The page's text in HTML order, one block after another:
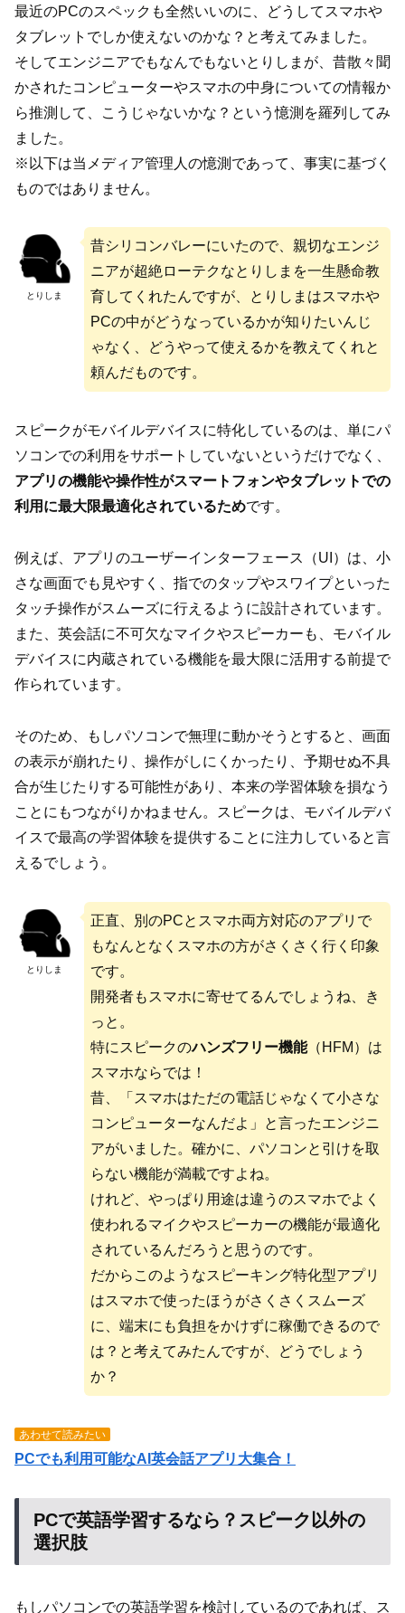
最近のPCのスペックも全然いいのに、どうしてスマホや
タブレットでしか使えないのかな？と考えてみました。
そしてエンジニアでもなんでもないとりしまが、昔散々聞
かされたコンピューターやスマホの中身についての情報か
ら推測して、こうじゃないかな？という憶測を羅列してみ
ました。
※以下は当メディア管理人の憶測であって、事実に基づく
ものではありません。
とりしま
昔シリコンバレーにいたので、親切なエンジ
ニアが超絶ローテクなとりしまを一生懸命教
育してくれたんですが、とりしまはスマホや
PCの中がどうなっているかが知りたいんじ
ゃなく、どうやって使えるかを教えてくれと
頼んだものです。
スピークがモバイルデバイスに特化しているのは、単にパ
ソコンでの利用をサポートしていないというだけでなく、
アプリの機能や操作性がスマートフォンやタブレットでの
利用に最大限最適化されているためです。
例えば、アプリのユーザーインターフェース（UI）は、小
さな画面でも見やすく、指でのタップやスワイプといった
タッチ操作がスムーズに行えるように設計されています。
また、英会話に不可欠なマイクやスピーカーも、モバイル
デバイスに内蔵されている機能を最大限に活用する前提で
作られています。
そのため、もしパソコンで無理に動かそうとすると、画面
の表示が崩れたり、操作がしにくかったり、予期せぬ不具
合が生じたりする可能性があり、本来の学習体験を損なう
ことにもつながりかねません。スピークは、モバイルデバ
イスで最高の学習体験を提供することに注力していると言
えるでしょう。
とりしま
正直、別のPCとスマホ両方対応のアプリで
もなんとなくスマホの方がさくさく行く印象
です。
開発者もスマホに寄せてるんでしょうね、き
っと。
特にスピークのハンズフリー機能（HFM）は
スマホならでは！
昔、「スマホはただの電話じゃなくて小さな
コンピューターなんだよ」と言ったエンジニ
アがいました。確かに、パソコンと引けを取
らない機能が満載ですよね。
けれど、やっぱり用途は違うのスマホでよく
使われるマイクやスピーカーの機能が最適化
されているんだろうと思うのです。
だからこのようなスピーキング特化型アプリ
はスマホで使ったほうがさくさくスムーズ
に、端末にも負担をかけずに稼働できるので
は？と考えてみたんですが、どうでしょう
か？
あわせて読みたい
PCでも利用可能なAI英会話アプリ大集合！
PCで英語学習するなら？スピーク以外の
選択肢
もしパソコンでの英語学習を検討しているのであれば、ス